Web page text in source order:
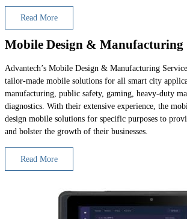
Read More
Mobile Design & Manufacturing
Advantech’s Mobile Design & Manufacturing
tailor-made mobile solutions for all smart city
manufacturing, public safety, gaming, heavy-duty
diagnostics. With their extensive experience, the
design mobile solutions for specific purposes to
and bolster the growth of their businesses.
Read More